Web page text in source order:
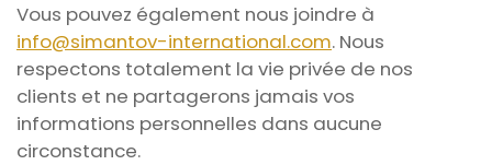
Vous pouvez également nous joindre à
info@simantov-international.com. Nous
respectons totalement la vie privée de nos
clients et ne partagerons jamais vos
informations personnelles dans aucune
circonstance.